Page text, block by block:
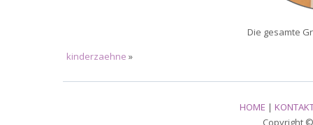
Die gesamte
kinderzaehne »
HOME |
Copyright